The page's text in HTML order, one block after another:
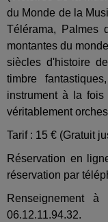
du Monde de la
Télérama, Palmes
montantes du
siècles d'histoire
timbre
instrument à la fois
véritablement
Tarif : 15 € (Gratuit
Réservation en
réservation par
Renseignement à
06.12.11.94.32.